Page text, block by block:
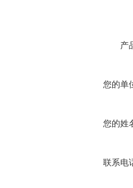
产
您的单
您的姓
联系电